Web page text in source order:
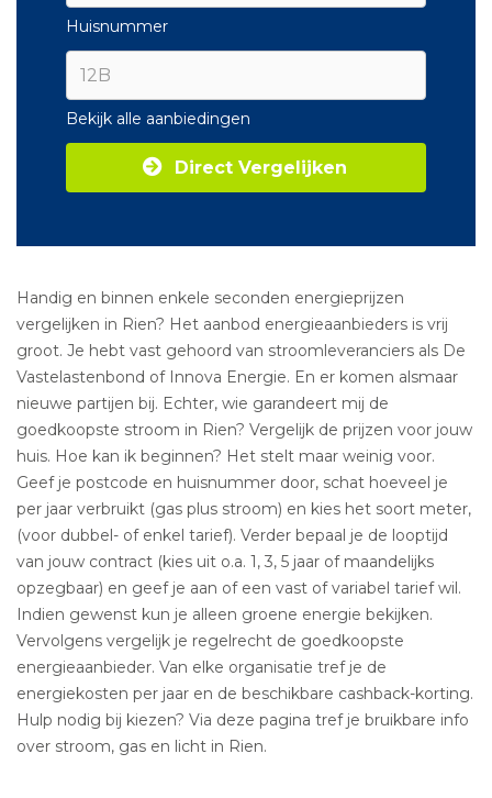
Huisnummer
Bekijk alle aanbiedingen
Direct Vergelijken
Handig en binnen enkele seconden energieprijzen
vergelijken in Rien? Het aanbod energieaanbieders is vrij
groot. Je hebt vast gehoord van stroomleveranciers als De
Vastelastenbond of Innova Energie. En er komen alsmaar
nieuwe partijen bij. Echter, wie garandeert mij de
goedkoopste stroom in Rien? Vergelijk de prijzen voor jouw
huis. Hoe kan ik beginnen? Het stelt maar weinig voor.
Geef je postcode en huisnummer door, schat hoeveel je
per jaar verbruikt (gas plus stroom) en kies het soort meter,
(voor dubbel- of enkel tarief). Verder bepaal je de looptijd
van jouw contract (kies uit o.a. 1, 3, 5 jaar of maandelijks
opzegbaar) en geef je aan of een vast of variabel tarief wil.
Indien gewenst kun je alleen groene energie bekijken.
Vervolgens vergelijk je regelrecht de goedkoopste
energieaanbieder. Van elke organisatie tref je de
energiekosten per jaar en de beschikbare cashback-korting.
Hulp nodig bij kiezen? Via deze pagina tref je bruikbare info
over stroom, gas en licht in Rien.